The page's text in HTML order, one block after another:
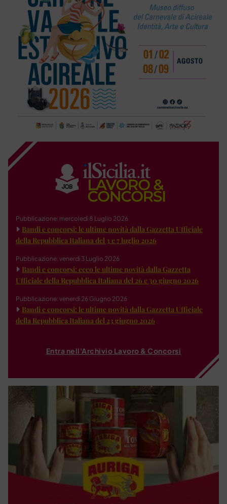
Pubblicazione: mercoledì 8 Luglio 2026
Bandi e concorsi: le ultime novità dalla Gazzetta Ufficiale
della Repubblica Italiana del 3 e 7 luglio 2026
Pubblicazione: venerdì 3 Luglio 2026
Bandi e concorsi: ecco le ultime novità dalla Gazzetta
Ufficiale della Repubblica Italiana del 26 e 30 giugno 2026
Pubblicazione: venerdì 26 Giugno 2026
Bandi e concorsi: le ultime novità dalla Gazzetta Ufficiale
della Repubblica Italiana del 23 giugno 2026
Entra nell'Archivio Lavoro & Concorsi